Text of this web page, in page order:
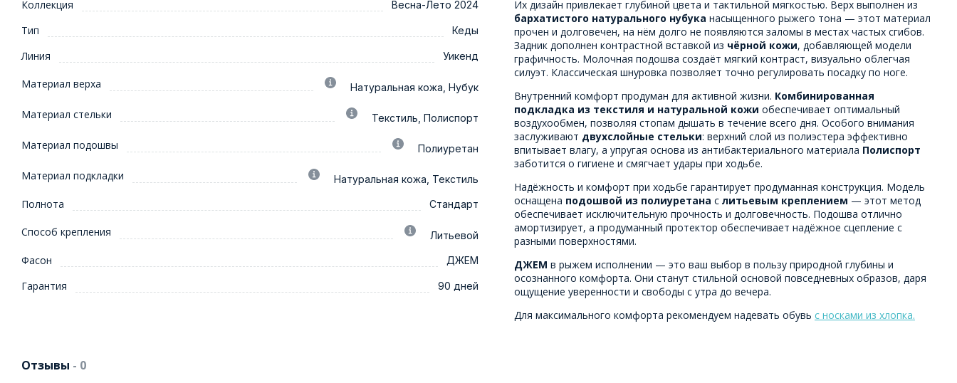
Коллекция Весна-Лето 2024
Тип Кеды
Линия Уикенд
Материал верха Натуральная кожа, Нубук
Материал стельки Текстиль, Полиспорт
Материал подошвы Полиуретан
Материал подкладки Натуральная кожа, Текстиль
Полнота Стандарт
Способ крепления Литьевой
Фасон ДЖЕМ
Гарантия 90 дней
Их дизайн привлекает глубиной цвета и тактильной мягкостью. Верх выполнен из
бархатистого натурального нубука насыщенного рыжего тона — этот материал
прочен и долговечен, на нём долго не появляются заломы в местах частых сгибов.
Задник дополнен контрастной вставкой из чёрной кожи, добавляющей модели
графичность. Молочная подошва создаёт мягкий контраст, визуально облегчая
силуэт. Классическая шнуровка позволяет точно регулировать посадку по ноге.
Внутренний комфорт продуман для активной жизни. Комбинированная
подкладка из текстиля и натуральной кожи обеспечивает оптимальный
воздухообмен, позволяя стопам дышать в течение всего дня. Особого внимания
заслуживают двухслойные стельки: верхний слой из полиэстера эффективно
впитывает влагу, а упругая основа из антибактериального материала Полиспорт
заботится о гигиене и смягчает удары при ходьбе.
Надёжность и комфорт при ходьбе гарантирует продуманная конструкция. Модель
оснащена подошвой из полиуретана с литьевым креплением — этот метод
обеспечивает исключительную прочность и долговечность. Подошва отлично
амортизирует, а продуманный протектор обеспечивает надёжное сцепление с
разными поверхностями.
ДЖЕМ в рыжем исполнении — это ваш выбор в пользу природной глубины и
осознанного комфорта. Они станут стильной основой повседневных образов, даря
ощущение уверенности и свободы с утра до вечера.
Для максимального комфорта рекомендуем надевать обувь с носками из хлопка.
Отзывы - 0